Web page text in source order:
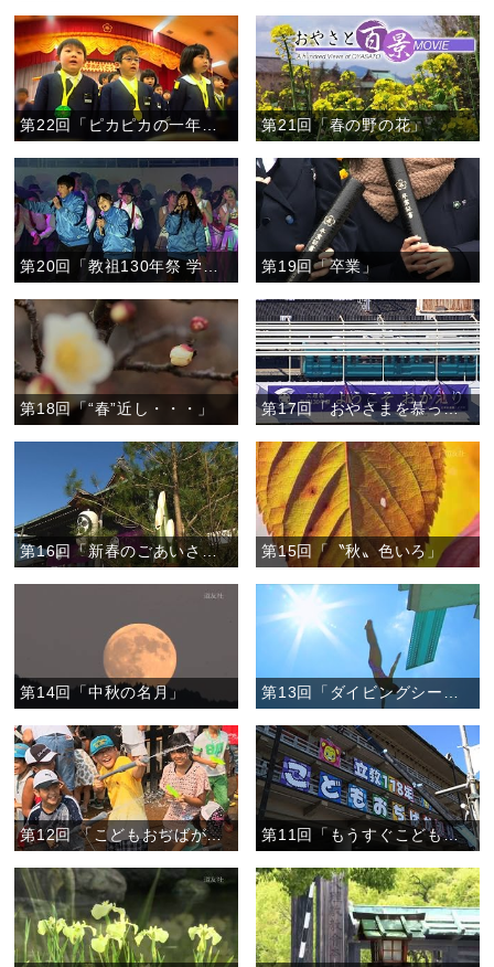
第21回「春の野の花」
第20回「教祖130年祭 学生おぢばがえり大会前夜祭 」 第19回「卒業」
第18回「“春”近し・・・」 第17回「おやさまを慕って」
第16回「新春のごあいさつ」 第15回「〝秋〟色いろ」
第14回「中秋の名月」 第13回「ダイビングシーン」
第12回 「こどもおぢばがえりの笑顔」 第11回「もうすぐこどもおぢばがえり」